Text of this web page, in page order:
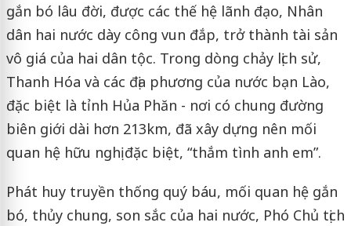
gắn bó lâu đời, được các thế hệ lãnh đạo, Nhân
dân hai nước dày công vun đắp, trở thành tài sản
vô giá của hai dân tộc. Trong dòng chảy lịch sử,
Thanh Hóa và các địa phương của nước bạn Lào,
đặc biệt là tỉnh Hủa Phăn - nơi có chung đường
biên giới dài hơn 213km, đã xây dựng nên mối
quan hệ hữu nghị đặc biệt, “thắm tình anh em”.
Phát huy truyền thống quý báu, mối quan hệ gắn
bó, thủy chung, son sắc của hai nước, Phó Chủ tịch